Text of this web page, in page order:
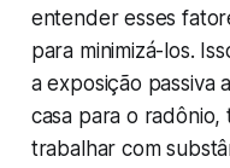
entender esses
para minimizá-los.
a exposição passiva
casa para o
trabalhar com